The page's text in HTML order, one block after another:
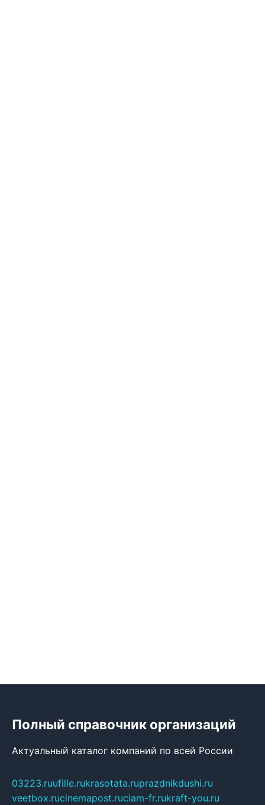
Полный справочник организаций
Актуальный каталог компаний по всей России
03223.ruufille.rukrasotata.ruprazdnikdushi.ru
veetbox.rucinemapost.ruciam-fr.rukraft-you.ru